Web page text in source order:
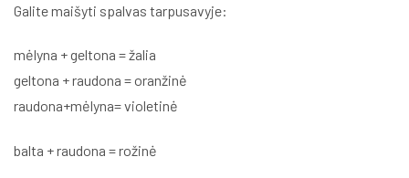
Galite maišyti spalvas tarpusavyje:
mėlyna + geltona = žalia
geltona + raudona = oranžinė
raudona+mėlyna= violetinė
balta + raudona = rožinė